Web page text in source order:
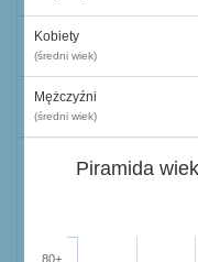
Kobiety
(średni wiek)
Mężczyźni
(średni wiek)
Piramida
80+